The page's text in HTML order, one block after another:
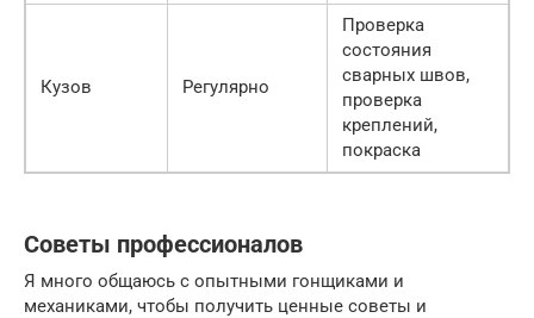
Кузов Регулярно
Проверка
состояния
сварных швов,
проверка
креплений,
покраска
Советы профессионалов
Я много общаюсь с опытными гонщиками и
механиками, чтобы получить ценные советы и